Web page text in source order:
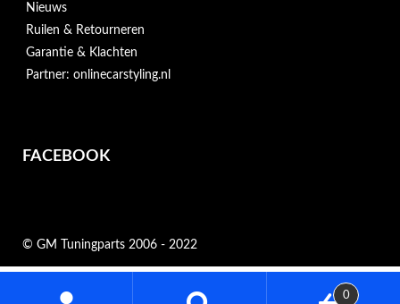
Nieuws
Ruilen & Retourneren
Garantie & Klachten
Partner: onlinecarstyling.nl
FACEBOOK
© GM Tuningparts 2006 - 2022
0